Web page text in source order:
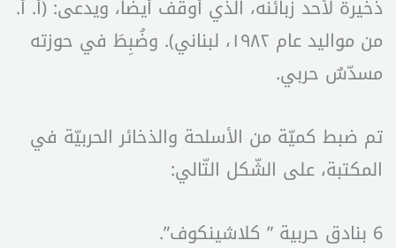
ذخيرة لأحد زبائنه، الذي أوقف أيضاً، ويدعى: (أ. أ.
من مواليد عام ۱۹۸۲، لبناني). وضُبِطَ في حوزته
مسدّسٌ حربي.
تم ضبط كميّة من الأسلحة والذخائر الحربيّة في
المكتبة، على الشّكل التّالي:
6 بنادق حربية ” كلاشينكوف”.